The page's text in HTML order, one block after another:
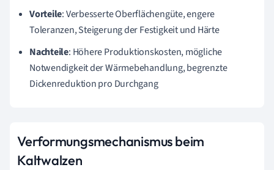
Vorteile: Verbesserte Oberflächengüte, engere
Toleranzen, Steigerung der Festigkeit und Härte
Nachteile: Höhere Produktionskosten, mögliche
Notwendigkeit der Wärmebehandlung, begrenzte
Dickenreduktion pro Durchgang
Verformungsmechanismus beim
Kaltwalzen